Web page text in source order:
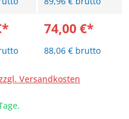
74,00 €*
88,06 € brutto
Versandkosten